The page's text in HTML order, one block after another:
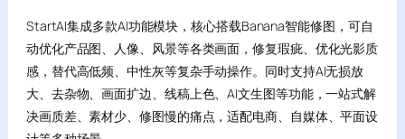
StartAI集成多款AI功能模块，核心搭载Banana智能修图，可自
动优化产品图、人像、风景等各类画面，修复瑕疵、优化光影质
感，替代高低频、中性灰等复杂手动操作。同时支持AI无损放
大、去杂物、画面扩边、线稿上色、AI文生图等功能，一站式解
决画质差、素材少、修图慢的痛点，适配电商、自媒体、平面设